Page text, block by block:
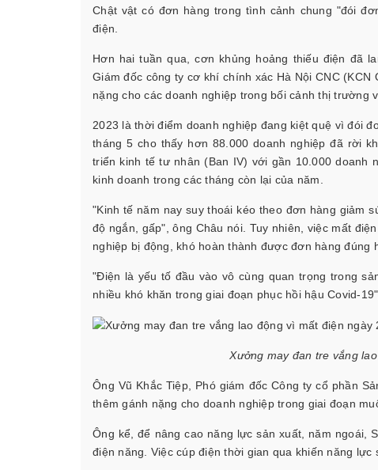
Chật vật có đơn hàng trong tình cảnh chung "đói
điện.
Hơn hai tuần qua, cơn khủng hoảng thiếu điện đã
Giám đốc công ty cơ khí chính xác Hà Nội CNC
nặng cho các doanh nghiệp trong bối cảnh thị trường
2023 là thời điểm doanh nghiệp đang kiệt quệ vì đói
tháng 5 cho thấy hơn 88.000 doanh nghiệp đã rời
triển kinh tế tư nhân (Ban IV) với gần 10.000 doanh
kinh doanh trong các tháng còn lại của năm.
"Kinh tế năm nay suy thoái kéo theo đơn hàng giảm
độ ngắn, gấp", ông Châu nói. Tuy nhiên, việc mất
nghiệp bị động, khó hoàn thành được đơn hàng đúng
"Điện là yếu tố đầu vào vô cùng quan trọng trong
nhiều khó khăn trong giai đoạn phục hồi hậu Covid-
Xưởng may đan tre vắng
Ông Vũ Khắc Tiệp, Phó giám đốc Công ty cổ phần
thêm gánh nặng cho doanh nghiệp trong giai đoạn
Ông kể, để nâng cao năng lực sản xuất, năm ngoái,
điện năng. Việc cúp điện thời gian qua khiến năng lực